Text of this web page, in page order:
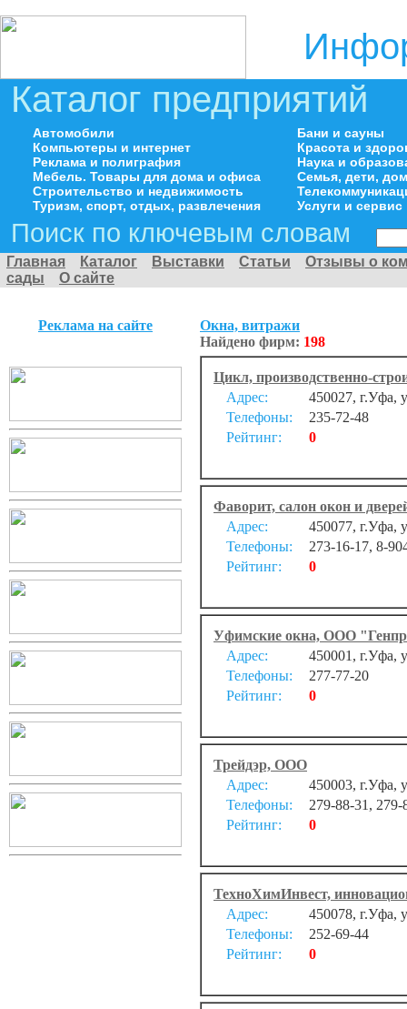
Каталог предприятий
Автомобили
Компьютеры и интернет
Реклама и полиграфия
Мебель. Товары для дома и офиса
Строительство и недвижимость
Туризм, спорт, отдых, развлечения
Бани и сауны
Красота и
Наука и
Семья, дети,
Услуги и сервис
Поиск по ключевым словам
Главная Каталог Выставки Статьи
Отзывы о
сады
О сайте
Реклама на сайте
Окна, витражи
Найдено фирм: 198
Цикл, производственно-
Адрес:
450027, г.Уфа,
Телефоны:
235-72-48
Рейтинг:
0
Фаворит, салон окон и
Адрес:
450077, г.Уфа,
Телефоны:
273-16-17, 8-
Рейтинг:
0
Уфимские окна, ООО
Адрес:
450001, г.Уфа,
Телефоны:
277-77-20
Рейтинг:
0
Трейдэр, ООО
Адрес:
450003, г.Уфа,
Телефоны:
279-88-31, 279-
Рейтинг:
0
ТехноХимИнвест,
Адрес:
450078, г.Уфа,
Телефоны:
252-69-44
Рейтинг:
0